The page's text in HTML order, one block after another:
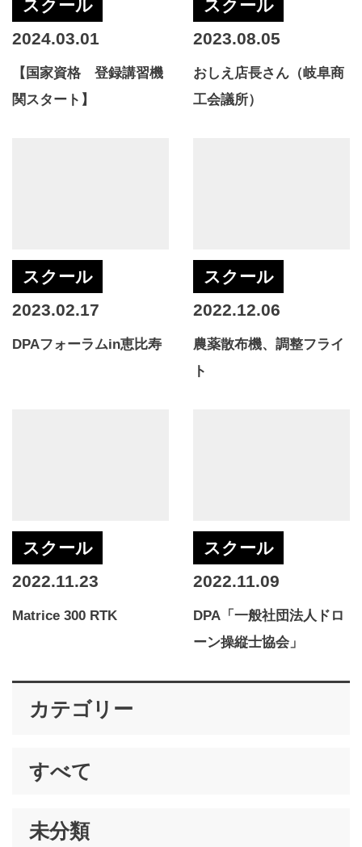
スクール
2024.03.01
【国家資格 登録講習機
関スタート】
スクール
2023.08.05
おしえ店長さん（岐阜商
工会議所）
スクール
2023.02.17
DPAフォーラムin恵比寿
スクール
2022.12.06
農薬散布機、調整フライ
ト
スクール
2022.11.23
Matrice 300 RTK
スクール
2022.11.09
DPA「一般社団法人ドロ
ーン操縦士協会」
カテゴリー
すべて
未分類